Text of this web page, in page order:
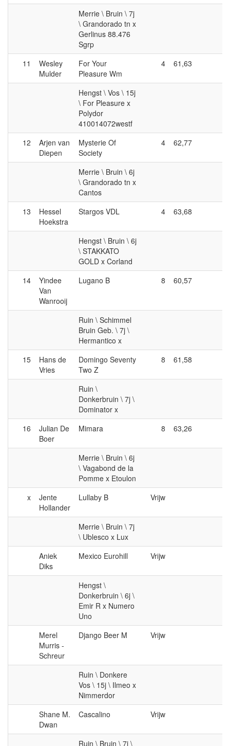
Merrie \ Bruin \ 7j
\ Grandorado tn x
Gerlinus 88.476
Sgrp
11
Wesley
Mulder
For Your
Pleasure Wm
4 61,63
Hengst \ Vos \ 15j
\ For Pleasure x
Polydor
410014072westf
12
Arjen van
Diepen
Mysterie Of
Society
4 62,77
Merrie \ Bruin \ 6j
\ Grandorado tn x
Cantos
13
Hessel
Hoekstra
Stargos VDL 4 63,68
Hengst \ Bruin \ 6j
\ STAKKATO
GOLD x Corland
14
Yindee
Van
Wanrooij
Lugano B 8 60,57
Ruin \ Schimmel
Bruin Geb. \ 7j \
Hermantico x
15
Hans de
Vries
Domingo Seventy
Two Z
8 61,58
Ruin \
Donkerbruin \ 7j \
Dominator x
16
Julian De
Boer
Mimara 8 63,26
Merrie \ Bruin \ 6j
\ Vagabond de la
Pomme x Etoulon
x
Jente
Hollander
Lullaby B Vrijw
Merrie \ Bruin \ 7j
\ Ublesco x Lux
Aniek
Diks
Mexico Eurohill Vrijw
Hengst \
Donkerbruin \ 6j \
Emir R x Numero
Uno
Merel
Murris -
Schreur
Django Beer M Vrijw
Ruin \ Donkere
Vos \ 15j \ Ilmeo x
Nimmerdor
Shane M.
Dwan
Cascalino Vrijw
Ruin \ Bruin \ 7j \